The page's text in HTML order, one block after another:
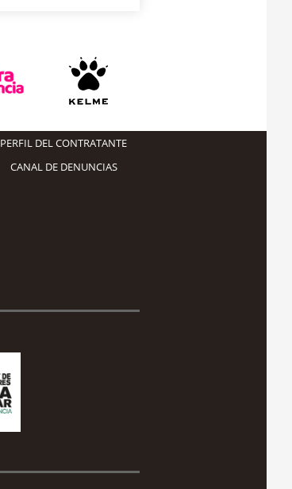
PERFIL DEL CONTRATANTE
CANAL DE DENUNCIAS